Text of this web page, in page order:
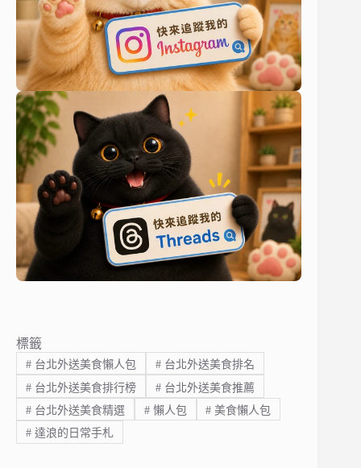
標籤
#台北外送美食懶人包 #台北外送美食排名
#台北外送美食排行榜 #台北外送美食推薦
#台北外送美食精選 #懶人包 # 美食懶人包
#達浪的日常手札